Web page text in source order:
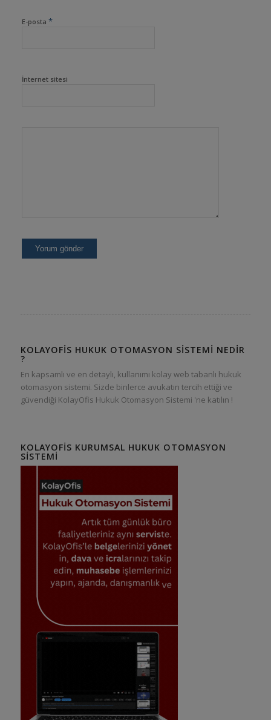
E-posta *
İnternet sitesi
KOLAYOFIS HUKUK OTOMASYON SISTEMI NEDIR
?
En kapsamlı ve en detaylı, kullanımı kolay web tabanlı hukuk
otomasyon sistemi. Sizde binlerce avukatın tercih ettiği ve
güvendiği KolayOfis Hukuk Otomasyon Sistemi 'ne katılın !
KOLAYOFIS KURUMSAL HUKUK OTOMASYON
SISTEMI